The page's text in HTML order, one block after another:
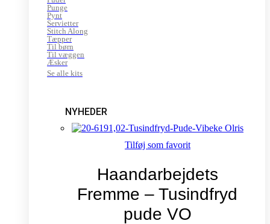
Punge
Pynt
Servietter
Stitch Along
Tæpper
Til børn
Til væggen
Æsker
Se alle kits
NYHEDER
Tilføj som favorit
Haandarbejdets
Fremme – Tusindfryd
pude VO